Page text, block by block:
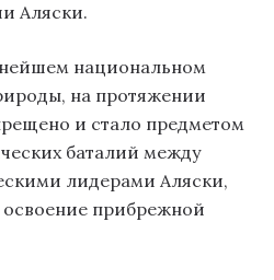
Аляски.
национальном
на протяжении
и стало предметом
баталий между
лидерами Аляски,
освоение прибрежной